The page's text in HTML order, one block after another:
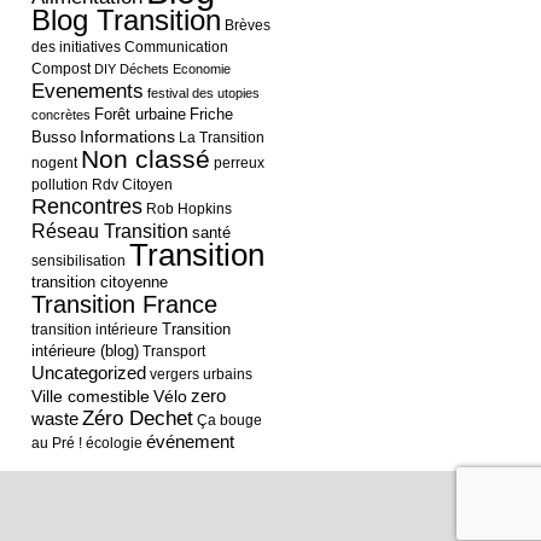
Blog Transition Brèves
des initiatives Communication
Compost DIY Déchets Economie
Evenements festival des utopies
concrètes Forêt urbaine Friche
Busso Informations La Transition
nogent Non classé perreux
pollution Rdv Citoyen
Rencontres Rob Hopkins
Réseau Transition santé
sensibilisation Transition
transition citoyenne
Transition France
transition intérieure Transition
intérieure (blog) Transport
Uncategorized vergers urbains
Ville comestibleVélozero
wasteZéro Dechet Ça bouge
au Pré ! écologie événement